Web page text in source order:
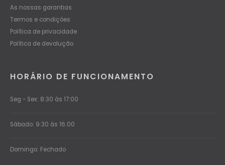
As nossas garantias
Termos e condições
Política de privacidade
Política de devolução
HORÁRIO DE FUNCIONAMENTO
Seg - Sex: 8:30 às 17:00
Sábado: 9:30 às 16:00
Domingo: Fechado